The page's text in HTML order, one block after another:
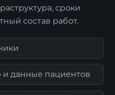
сроки
состав работ.
и данные пациентов